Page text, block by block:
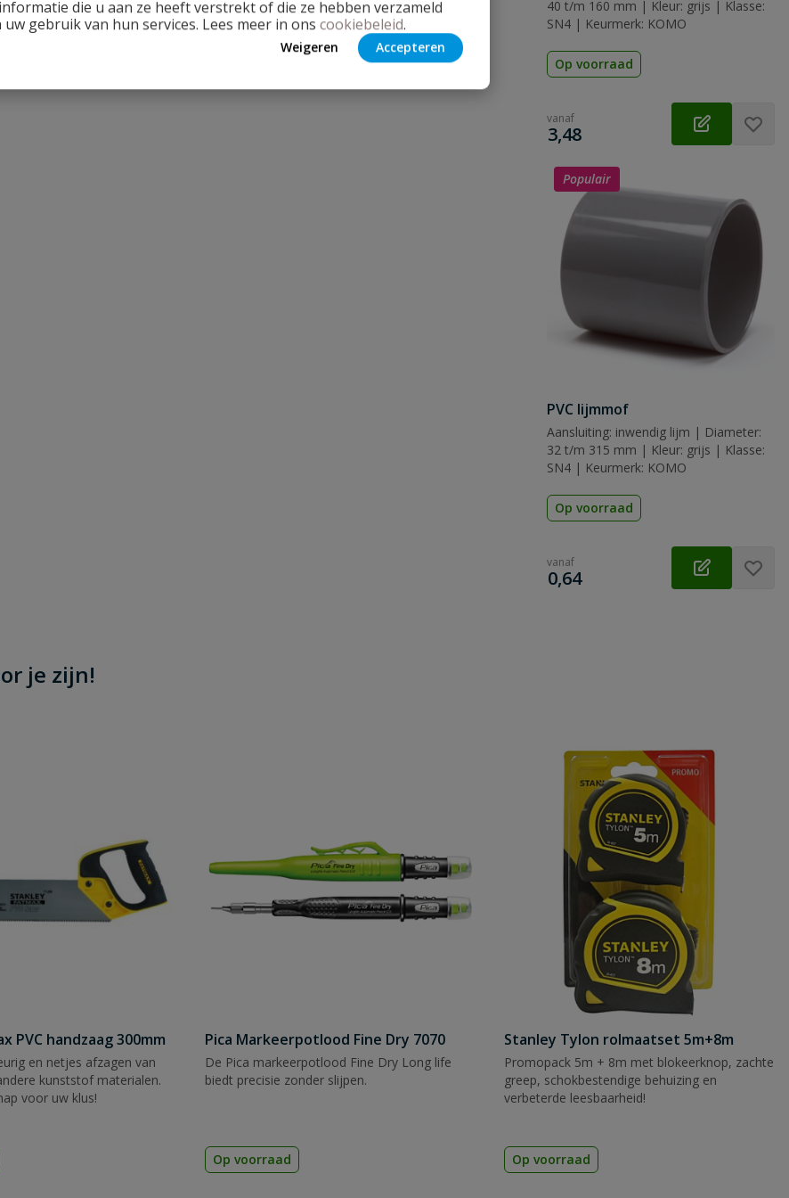
die u aan ze heeft verstrekt of die ze hebben verzameld
uw gebruik van hun services. Lees meer in ons cookiebeleid.
Weigeren Accepteren
40 t/m 160 mm | Kleur: grijs | Klasse:
SN4 | Keurmerk: KOMO
Op voorraad
vanaf
€
3,48
Populair
PVC lijmmof
Aansluiting: inwendig lijm | Diameter:
32 t/m 315 mm | Kleur: grijs | Klasse:
SN4 | Keurmerk: KOMO
Op voorraad
vanaf
€
0,64
je zijn!
PVC handzaag 300mm
en netjes afzagen van
kunststof materialen.
voor uw klus!
Pica Markeerpotlood Fine Dry 7070
De Pica markeerpotlood Fine Dry Long life
biedt precisie zonder slijpen.
Op voorraad
Stanley Tylon rolmaatset 5m+8m
Promopack 5m + 8m met blokeerknop, zachte
greep, schokbestendige behuizing en
verbeterde leesbaarheid!
Op voorraad